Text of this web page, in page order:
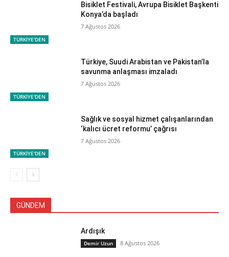
TÜRKİYE'DEN
Bisiklet Festivali, Avrupa Bisiklet Başkenti
Konya’da başladı
7 Ağustos 2026
TÜRKİYE'DEN
Türkiye, Suudi Arabistan ve Pakistan’la
savunma anlaşması imzaladı
7 Ağustos 2026
TÜRKİYE'DEN
Sağlık ve sosyal hizmet çalışanlarından
‘kalıcı ücret reformu’ çağrısı
7 Ağustos 2026
GÜNDEM
Ardışık
Demir Uzun 8 Ağustos 2026